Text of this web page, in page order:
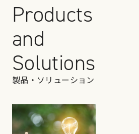
Products
and
Solutions
製品・ソリューション